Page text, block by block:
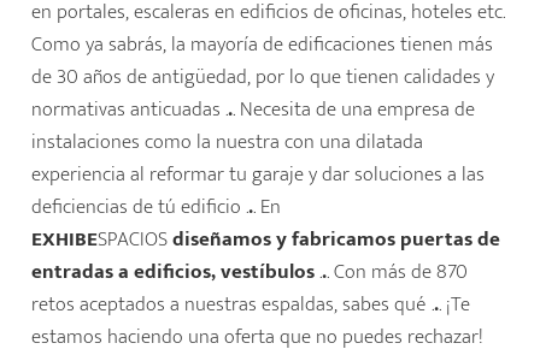
en portales, escaleras en edificios de oficinas, hoteles etc.
Como ya sabrás, la mayoría de edificaciones tienen más
de 30 años de antigüedad, por lo que tienen calidades y
normativas anticuadas ... Necesita de una empresa de
instalaciones como la nuestra con una dilatada
experiencia al reformar tu garaje y dar soluciones a las
deficiencias de tú edificio ... En
EXHIBESPACIOSdiseñamos yfabricamos puertas de
entradas a edificios, vestíbulos... Con más de 870
retos aceptados a nuestras espaldas, sabes qué ... ¡Te
estamos haciendo una oferta que no puedes rechazar!